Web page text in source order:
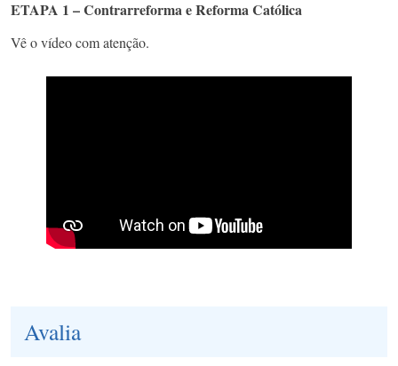
ETAPA 1 – Contrarreforma e Reforma Católica
Vê o vídeo com atenção.
Avalia